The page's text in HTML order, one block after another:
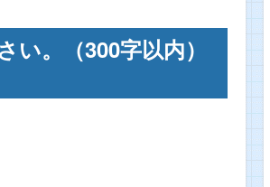
。（300字以内）